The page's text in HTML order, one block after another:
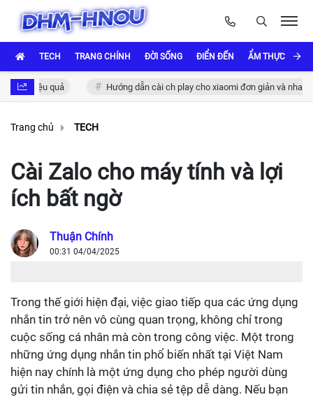
TECH TRANG CHÍNH ĐỜI SỐNG ĐIỂN ĐẾN ẨM THỰC VÀ
hiệu quả Hướng dẫn cài ch play cho xiaomi đơn giản và nhanh
Trang chủ TECH
Cài Zalo cho máy tính và lợi
ích bất ngờ
Thuận Chính
00:31 04/04/2025
Trong thế giới hiện đại, việc giao tiếp qua các ứng dụng
nhắn tin trở nên vô cùng quan trọng, không chỉ trong
cuộc sống cá nhân mà còn trong công việc. Một trong
những ứng dụng nhắn tin phổ biến nhất tại Việt Nam
hiện nay chính là một ứng dụng cho phép người dùng
gửi tin nhắn, gọi điện và chia sẻ tệp dễ dàng. Nếu bạn